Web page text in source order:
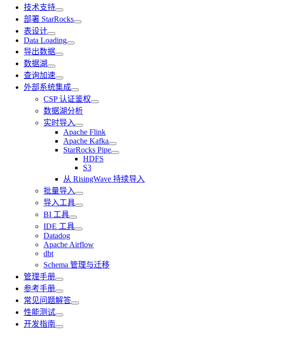
技术支持
部署 StarRocks
表设计
Data Loading
导出数据
数据湖
查询加速
外部系统集成
CSP 认证鉴权
数据湖分析
实时导入
Apache Flink
Apache Kafka
StarRocks Pipe
HDFS
S3
从 RisingWave 持续导入
批量导入
导入工具
BI 工具
IDE 工具
Datadog
Apache Airflow
dbt
Schema 管理与迁移
管理手册
参考手册
常见问题解答
性能测试
开发指南